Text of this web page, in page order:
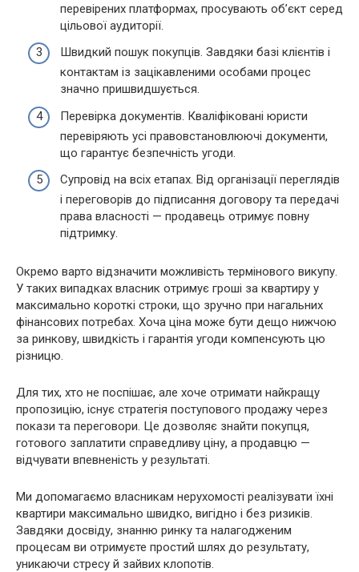
перевірених платформах, просувають об’єкт серед
цільової аудиторії.
Швидкий пошук покупців. Завдяки базі клієнтів і
контактам із зацікавленими особами процес
значно пришвидшується.
Перевірка документів. Кваліфіковані юристи
перевіряють усі правовстановлюючі документи,
що гарантує безпечність угоди.
Супровід на всіх етапах. Від організації переглядів
і переговорів до підписання договору та передачі
права власності — продавець отримує повну
підтримку.
Окремо варто відзначити можливість термінового викупу.
У таких випадках власник отримує гроші за квартиру у
максимально короткі строки, що зручно при нагальних
фінансових потребах. Хоча ціна може бути дещо нижчою
за ринкову, швидкість і гарантія угоди компенсують цю
різницю.
Для тих, хто не поспішає, але хоче отримати найкращу
пропозицію, існує стратегія поступового продажу через
покази та переговори. Це дозволяє знайти покупця,
готового заплатити справедливу ціну, а продавцю —
відчувати впевненість у результаті.
Ми допомагаємо власникам нерухомості реалізувати їхні
квартири максимально швидко, вигідно і без ризиків.
Завдяки досвіду, знанню ринку та налагодженим
процесам ви отримуєте простий шлях до результату,
уникаючи стресу й зайвих клопотів.